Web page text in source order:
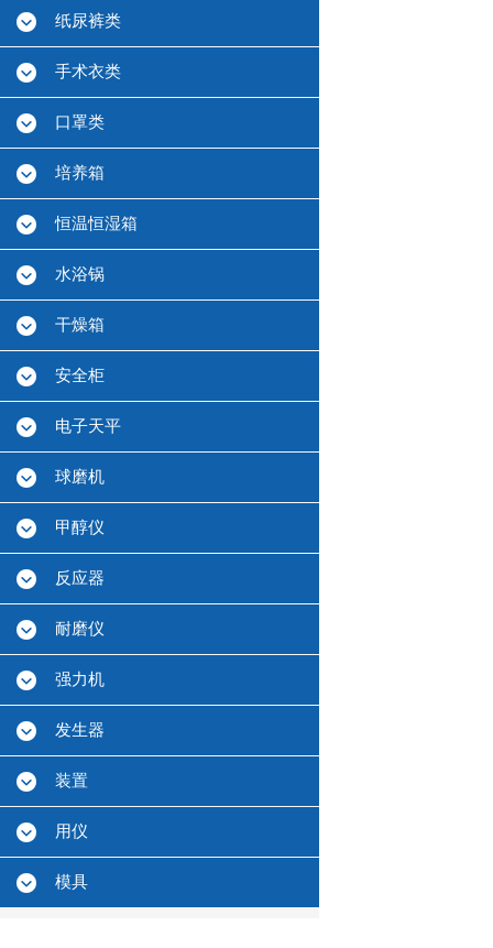
纸尿裤类
手术衣类
口罩类
培养箱
恒温恒湿箱
水浴锅
干燥箱
安全柜
电子天平
球磨机
甲醇仪
反应器
耐磨仪
强力机
发生器
装置
用仪
模具